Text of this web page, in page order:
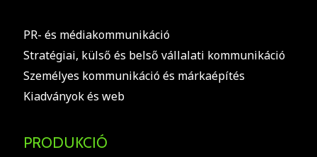
PR- és médiakommunikáció
Stratégiai, külső és belső vállalati kommunikáció
Személyes kommunikáció és márkaépítés
Kiadványok és web
PRODUKCIÓ